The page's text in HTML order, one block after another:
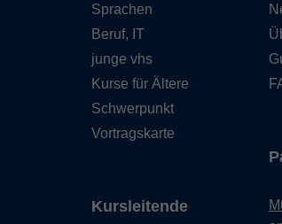
Sprachen
Beruf, IT
junge vhs
Kurse für Ältere
Schwerpunkt
Vortragskarte
Kursleitende